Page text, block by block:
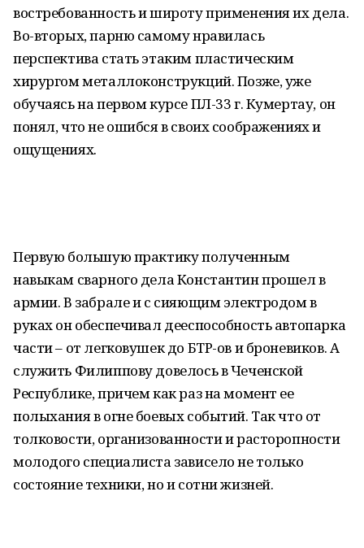
востребованность и широту применения их дела.
Во-вторых, парню самому нравилась
перспектива стать этаким пластическим
хирургом металлоконструкций. Позже, уже
обучаясь на первом курсе ПЛ-33 г. Кумертау, он
понял, что не ошибся в своих соображениях и
ощущениях.
Первую большую практику полученным
навыкам сварного дела Константин прошел в
армии. В забрале и с сияющим электродом в
руках он обеспечивал дееспособность автопарка
части – от легковушек до БТР-ов и броневиков. А
служить Филиппову довелось в Чеченской
Республике, причем как раз на момент ее
полыхания в огне боевых событий. Так что от
толковости, организованности и расторопности
молодого специалиста зависело не только
состояние техники, но и сотни жизней.